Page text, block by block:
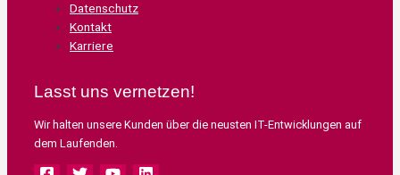
Datenschutz
Kontakt
Karriere
Lasst uns vernetzen!
Wir halten unsere Kunden über die neusten IT-Entwicklungen auf
dem Laufenden.